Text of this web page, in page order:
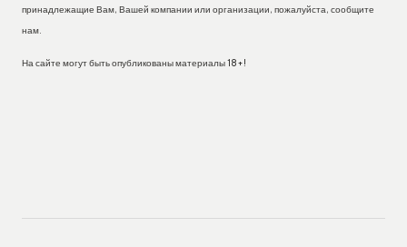
принадлежащие Вам, Вашей компании или организации, пожалуйста, сообщите
нам.
На сайте могут быть опубликованы материалы 18+!